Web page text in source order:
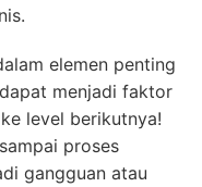
elemen penting
menjadi faktor
level berikutnya!
proses
gangguan atau